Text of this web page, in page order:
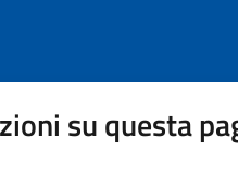
su questa